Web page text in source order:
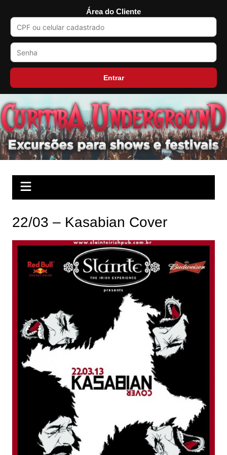
Área do Cliente
Entrar
para
o
conteúdo
22/03 – Kasabian Cover